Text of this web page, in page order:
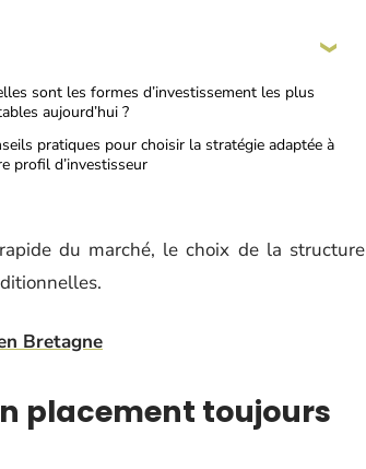
sont les formes d’investissement les plus
aujourd’hui ?
pratiques pour choisir la stratégie adaptée à
profil d’investisseur
du marché, le choix de la structure
Bretagne
placement toujours